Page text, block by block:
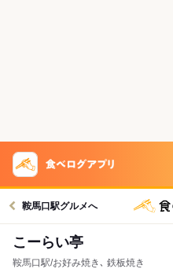
鞍馬口駅グルメへ
こーらい亭
鞍馬口駅/お好み焼き､ 鉄板焼き